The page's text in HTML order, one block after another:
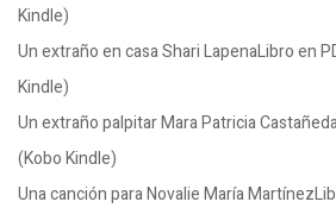
Kindle)
Un extraño en casa Shari LapenaLibro en
Kindle)
Un extraño palpitar Mara Patricia
(Kobo Kindle)
Una canción para Novalie María